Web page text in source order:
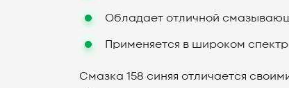
Обладает отличной
Применяется в широком
Смазка 158 синяя отличается